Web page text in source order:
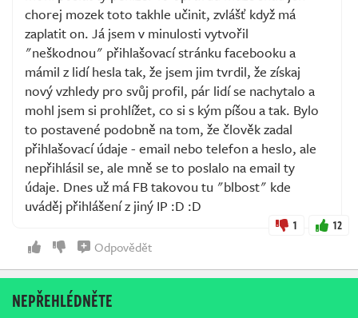
chorej mozek toto takhle učinit, zvlášť když má
zaplatit on. Já jsem v minulosti vytvořil
"neškodnou" přihlašovací stránku facebooku a
mámil z lidí hesla tak, že jsem jim tvrdil, že získaj
nový vzhledy pro svůj profil, pár lidí se nachytalo a
mohl jsem si prohlížet, co si s kým píšou a tak. Bylo
to postavené podobně na tom, že člověk zadal
přihlašovací údaje - email nebo telefon a heslo, ale
nepřihlásil se, ale mně se to poslalo na email ty
údaje. Dnes už má FB takovou tu "blbost" kde
uváděj přihlášení z jiný IP :D :D
1 12
Odpovědět
NEPŘEHLÉDNĚTE